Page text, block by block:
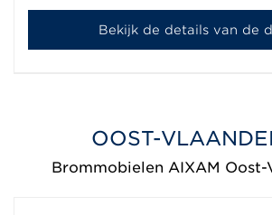
Bekijk de details van de
OOST-
Brommobielen AIXAM Oost-